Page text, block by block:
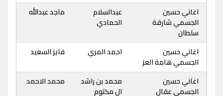
اغاني حسين
الجسمي شارقة
سلطان
عبدالسلام
الحمادي
ماجد عبدالله
اغاني حسين
الجسمي هامة العز
احمد المري فايز السعيد
اغاني حسين
الجسمي عقال
محمد بن راشد
ال مكتوم
محمد الاحمد